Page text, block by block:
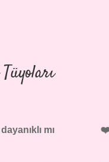
mı